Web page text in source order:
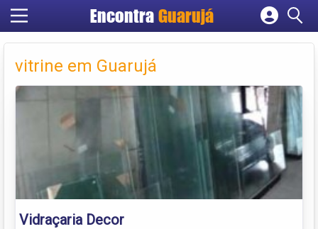
Encontra Guarujá
Cadastrar empresa
Criar conta
vitrine em Guarujá
Vidraçaria Decor